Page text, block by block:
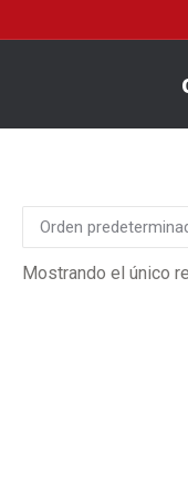
Mostrando el único